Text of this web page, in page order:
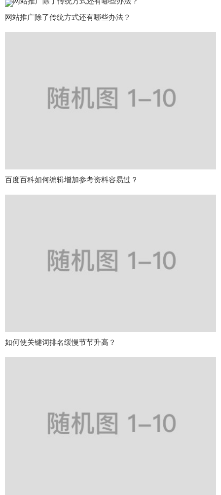
网站推广除了传统方式还有哪些办法？
百度百科如何编辑增加参考资料容易过？
如何使关键词排名缓慢节节升高？